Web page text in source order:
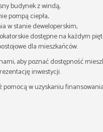
budynek z windą,
pompą ciepła,
w stanie deweloperskim,
dostępne na każdym
dla mieszkańców.
aby poznać dostępność
inwestycji.
pomocą w uzyskaniu